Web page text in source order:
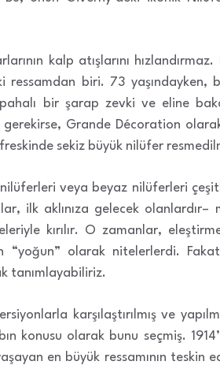
kalp atışlarını
ressamdan biri. 73 yaşındayken,
bir şarap zevki ve eline
Grande Décoration olarak
sekiz büyük nilüfer
nilüferleri veya beyaz nilüferleri
ilk aklınıza gelecek olanlardır–
kırılır. O zamanlar,
“yoğun” olarak nitelerlerdi.
tanımlayabiliriz.
karşılaştırılmış ve
konusu olarak bunu seçmiş.
en büyük ressamının teskin